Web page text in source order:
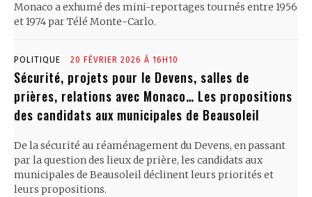
Monaco a exhumé des mini-reportages tournés entre 1956
et 1974 par Télé Monte-Carlo.
POLITIQUE 20 FÉVRIER 2026 À 16H10
Sécurité, projets pour le Devens, salles de
prières, relations avec Monaco… Les propositions
des candidats aux municipales de Beausoleil
De la sécurité au réaménagement du Devens, en passant
par la question des lieux de prière, les candidats aux
municipales de Beausoleil déclinent leurs priorités et
leurs propositions.